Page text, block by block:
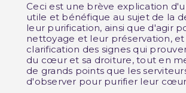
Ceci est une brève explication
utile et bénéfique au sujet de la
leur purification, ainsi que d'agir
nettoyage et leur préservation, et
clarification des signes qui
du cœur et sa droiture, tout en
de grands points que les
d'observer pour purifier leur